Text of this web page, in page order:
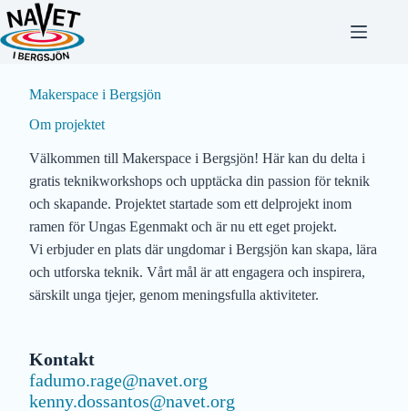
Hoppa
till
innehåll
Makerspace i Bergsjön
Om projektet
Välkommen till Makerspace i Bergsjön! Här kan du delta i
gratis teknikworkshops och upptäcka din passion för teknik
och skapande. Projektet startade som ett delprojekt inom
ramen för Ungas Egenmakt och är nu ett eget projekt.
Vi erbjuder en plats där ungdomar i Bergsjön kan skapa, lära
och utforska teknik. Vårt mål är att engagera och inspirera,
särskilt unga tjejer, genom meningsfulla aktiviteter.
Kontakt
fadumo.rage@navet.org
kenny.dossantos@navet.org